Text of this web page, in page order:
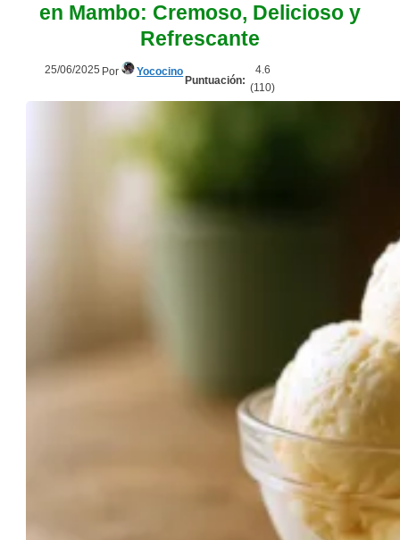
en Mambo: Cremoso, Delicioso y
Refrescante
25/06/2025 Por Yococino
Puntuación:
4.6
(110)